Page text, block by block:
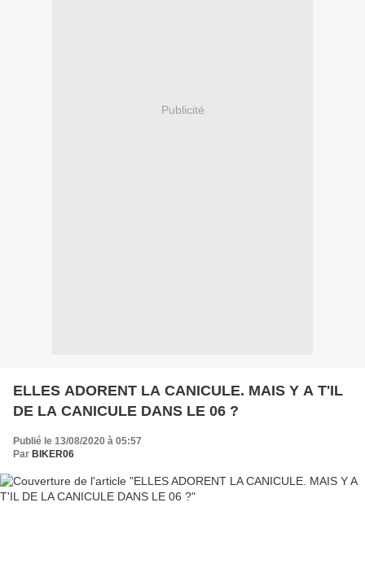
Publicité
ELLES ADORENT LA CANICULE. MAIS Y A T'IL
DE LA CANICULE DANS LE 06 ?
Publié le 13/08/2020 à 05:57
Par BIKER06